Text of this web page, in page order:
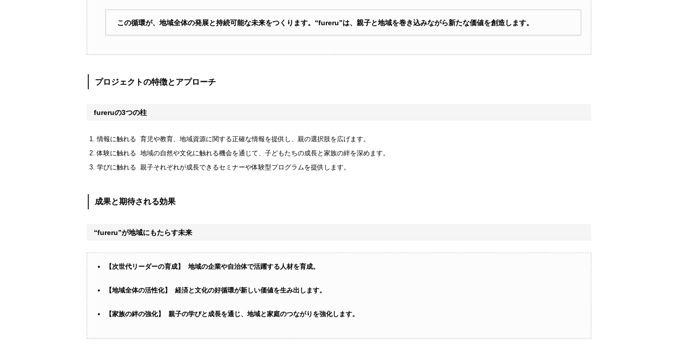
この循環が、地域全体の発展と持続可能な未来をつくります。“fureru”は、親子と地域を巻き込みながら新たな価値を創造します。
プロジェクトの特徴とアプローチ
fureruの3つの柱
情報に触れる 育児や教育、地域資源に関する正確な情報を提供し、親の選択肢を広げます。
体験に触れる 地域の自然や文化に触れる機会を通じて、子どもたちの成長と家族の絆を深めます。
学びに触れる 親子それぞれが成長できるセミナーや体験型プログラムを提供します。
成果と期待される効果
“fureru”が地域にもたらす未来
【次世代リーダーの育成】 地域の企業や自治体で活躍する人材を育成。
【地域全体の活性化】 経済と文化の好循環が新しい価値を生み出します。
【家族の絆の強化】 親子の学びと成長を通じ、地域と家庭のつながりを強化します。